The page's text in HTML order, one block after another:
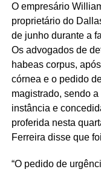
O empresário
proprietário do
de junho durante a
Os advogados de
habeas corpus,
córnea e o pedido
magistrado, sendo
instância e
proferida nesta
Ferreira disse que
“O pedido de